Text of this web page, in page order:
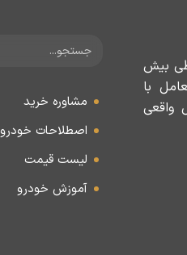
طی بیش
با
واقعی
مشاوره خرید
اصطلاحات خودرو
لیست قیمت
آموزش خودرو